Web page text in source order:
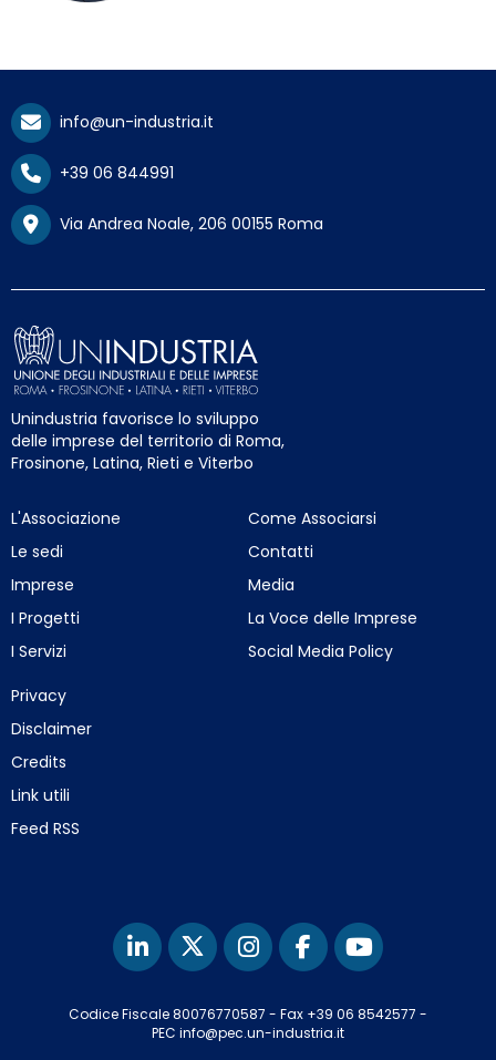
info@un-industria.it
+39 06 844991
Via Andrea Noale, 206 00155 Roma
Unindustria favorisce lo sviluppo
delle imprese del territorio di Roma,
Frosinone, Latina, Rieti e Viterbo
L'Associazione
Le sedi
Imprese
I Progetti
I Servizi
Come Associarsi
Contatti
Media
La Voce delle Imprese
Social Media Policy
Privacy
Disclaimer
Credits
Link utili
Feed RSS
Codice Fiscale 80076770587 - Fax +39 06 8542577 -
PEC info@pec.un-industria.it